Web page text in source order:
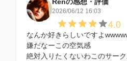
2026/06/12 16:03
4.0
なんか好きらしいですよ
嫌だなーこの空気感
絶対入りたくないわこのサー